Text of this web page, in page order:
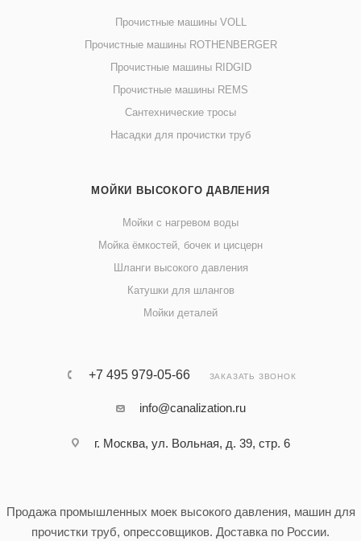
Прочистные машины VOLL
Прочистные машины ROTHENBERGER
Прочистные машины RIDGID
Прочистные машины REMS
Сантехнические тросы
Насадки для прочистки труб
МОЙКИ ВЫСОКОГО ДАВЛЕНИЯ
Мойки с нагревом воды
Мойка ёмкостей, бочек и цисцерн
Шланги высокого давления
Катушки для шлангов
Мойки деталей
+7 495 979-05-66 ЗАКАЗАТЬ ЗВОНОК
info@canalization.ru
г. Москва, ул. Вольная, д. 39, стр. 6
Продажа промышленных моек высокого давления, машин для
прочистки труб, опрессовщиков. Доставка по России.